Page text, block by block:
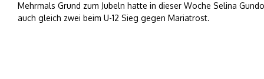
Mehrmals Grund zum Jubeln hatte in dieser Woche Selina
auch gleich zwei beim U-12 Sieg gegen Mariatrost.